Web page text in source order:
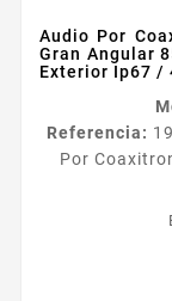
Audio Por
Gran Angular
Exterior Ip67 /
Referencia:
Por
Angular
Exterior Ip67 /
Mismo
1944 Lente